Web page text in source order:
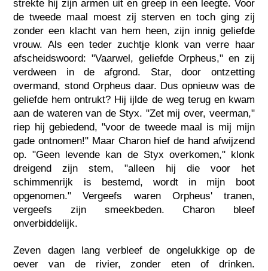
strekte hij zijn armen uit en greep in een leegte. Voor
de tweede maal moest zij sterven en toch ging zij
zonder een klacht van hem heen, zijn innig geliefde
vrouw. Als een teder zuchtje klonk van verre haar
afscheidswoord: "Vaarwel, geliefde Orpheus," en zij
verdween in de afgrond. Star, door ontzetting
overmand, stond Orpheus daar. Dus opnieuw was de
geliefde hem ontrukt? Hij ijlde de weg terug en kwam
aan de wateren van de Styx. "Zet mij over, veerman,"
riep hij gebiedend, "voor de tweede maal is mij mijn
gade ontnomen!" Maar Charon hief de hand afwijzend
op. "Geen levende kan de Styx overkomen," klonk
dreigend zijn stem, "alleen hij die voor het
schimmenrijk is bestemd, wordt in mijn boot
opgenomen." Vergeefs waren Orpheus' tranen,
vergeefs zijn smeekbeden. Charon bleef
onverbiddelijk.
Zeven dagen lang verbleef de ongelukkige op de
oever van de rivier, zonder eten of drinken.